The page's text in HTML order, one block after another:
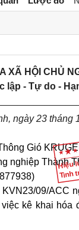
Hiệu
Tình
XÃ HỘI CHỦ
lập - Tự do -
, ngày 23 tháng
Gió
nghiệp Thành
09/ACC
kê khai hóa